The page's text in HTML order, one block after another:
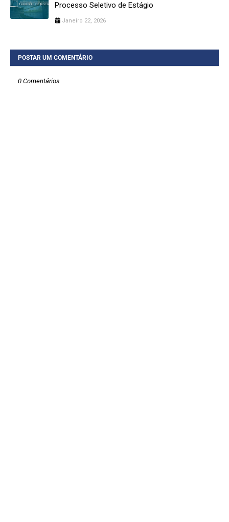
Processo Seletivo de Estágio
Janeiro 22, 2026
POSTAR UM COMENTÁRIO
0 Comentários